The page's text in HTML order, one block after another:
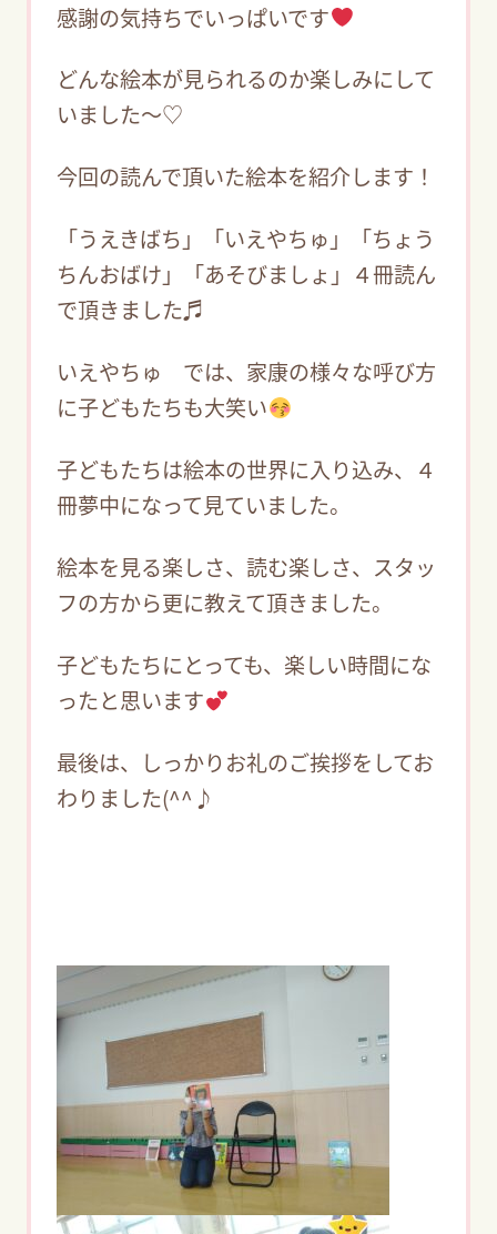
感謝の気持ちでいっぱいです
どんな絵本が見られるのか楽しみにして
いました～♡
今回の読んで頂いた絵本を紹介します！
「うえきばち」「いえやちゅ」「ちょう
ちんおばけ」「あそびましょ」４冊読ん
で頂きました♬
いえやちゅ では、家康の様々な呼び方
に子どもたちも大笑い
子どもたちは絵本の世界に入り込み、４
冊夢中になって見ていました。
絵本を見る楽しさ、読む楽しさ、スタッ
フの方から更に教えて頂きました。
子どもたちにとっても、楽しい時間にな
ったと思います
最後は、しっかりお礼のご挨拶をしてお
わりました(^^♪